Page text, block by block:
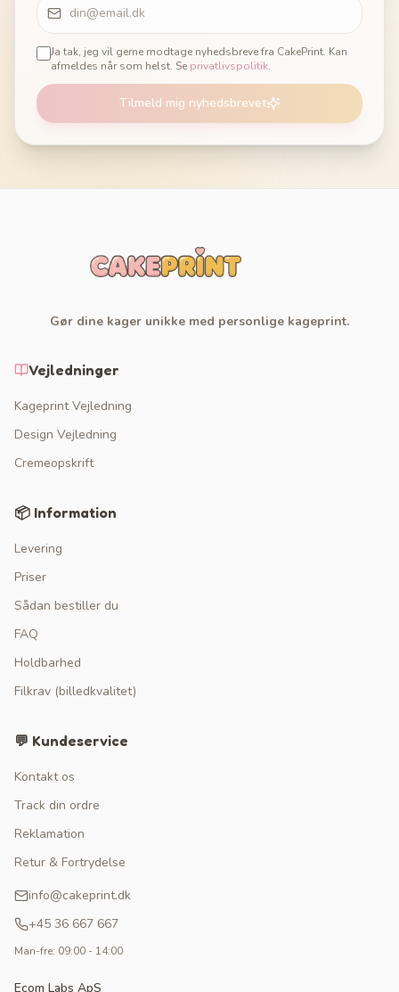
Ja tak, jeg vil gerne modtage nyhedsbreve fra CakePrint. Kan
afmeldes når som helst. Se privatlivspolitik.
Tilmeld mig nyhedsbrevet
Gør dine kager unikke med personlige kageprint.
Vejledninger
Kageprint Vejledning
Design Vejledning
Cremeopskrift
📦 Information
Levering
Priser
Sådan bestiller du
FAQ
Holdbarhed
Filkrav (billedkvalitet)
💬 Kundeservice
Kontakt os
Track din ordre
Reklamation
Retur & Fortrydelse
info@cakeprint.dk
+45 36 667 667
Man-fre: 09:00 - 14:00
Ecom Labs ApS